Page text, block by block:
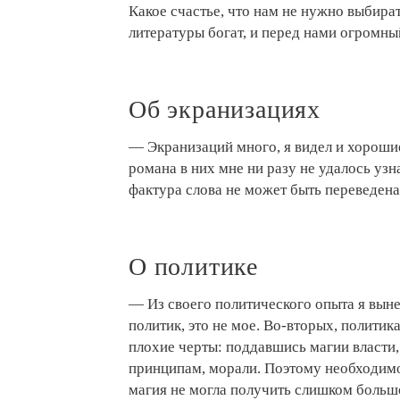
Какое счастье, что нам не нужно
литературы богат, и перед нами
Об экранизациях
— Экранизаций много, я видел и
романа в них мне ни разу не удалось
фактура слова не может быть
О политике
— Из своего политического опыта я
политик, это не мое. Во-вторых,
плохие черты: поддавшись магии
принципам, морали. Поэтому
магия не могла получить слишком